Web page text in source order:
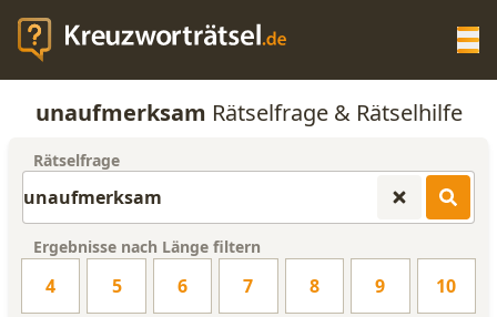
KREUZWORTRÄTSEL-HILFE
unaufmerksam Rätselfrage & Rätselhilfe
Rätselfrage
Ergebnisse nach Länge filtern
4 5 6 7 8 9 10